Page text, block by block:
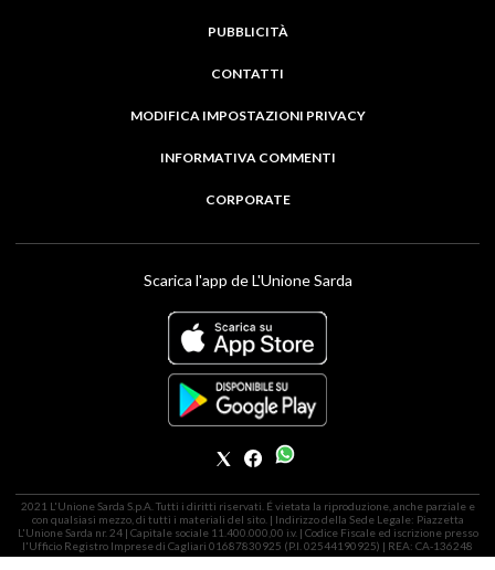
PUBBLICITÀ
CONTATTI
MODIFICA IMPOSTAZIONI PRIVACY
INFORMATIVA COMMENTI
CORPORATE
Scarica l'app de L'Unione Sarda
2021 L'Unione Sarda S.p.A. Tutti i diritti riservati. É vietata la riproduzione, anche parziale e
con qualsiasi mezzo, di tutti i materiali del sito. | Indirizzo della Sede Legale: Piazzetta
L'Unione Sarda nr. 24 | Capitale sociale 11.400.000,00 i.v. | Codice Fiscale ed iscrizione presso
l'Ufficio Registro Imprese di Cagliari 01687830925 (P.I. 02544190925) | REA: CA-136248